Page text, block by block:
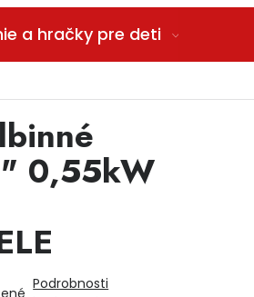
a hračky pre deti
0,55kW
Podrobnosti